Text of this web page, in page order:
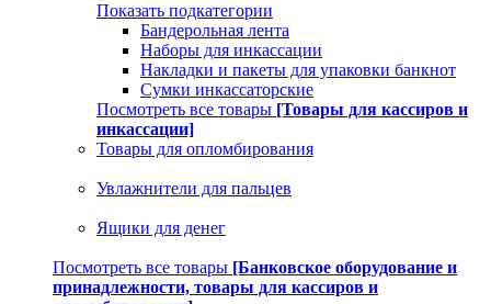
Показать подкатегории
Бандерольная лента
Наборы для инкассации
Накладки и пакеты для упаковки банкнот
Сумки инкассаторские
Посмотреть все товары [Товары для кассиров и
инкассации]
Товары для опломбирования
Увлажнители для пальцев
Ящики для денег
Посмотреть все товары [Банковское оборудование и
принадлежности, товары для кассиров и